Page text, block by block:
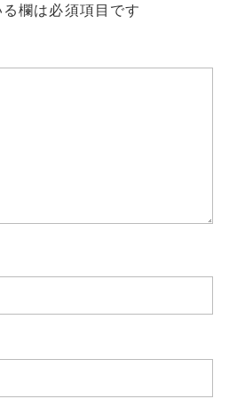
欄は必須項目です